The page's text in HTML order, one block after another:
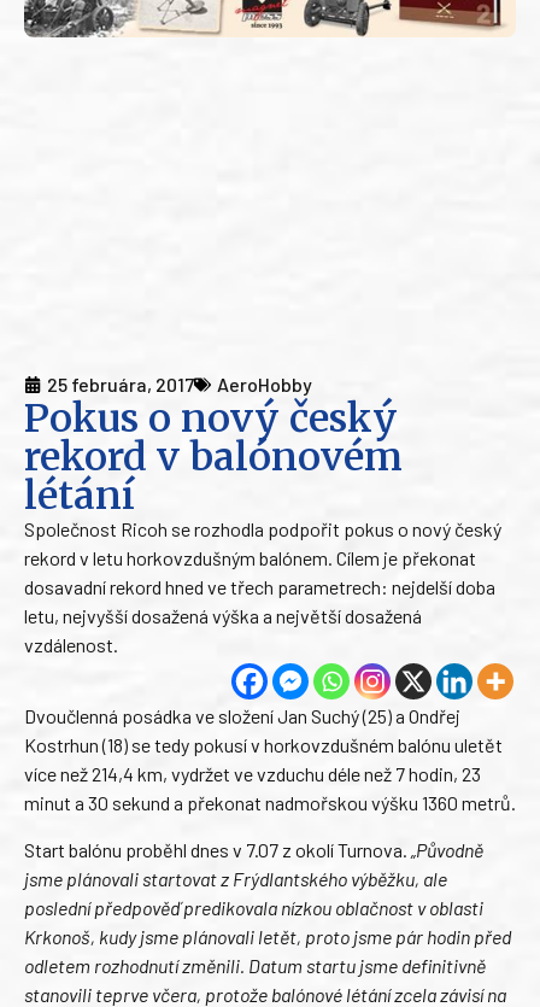
25 februára, 2017 AeroHobby
Pokus o nový český
rekord v balónovém
létání
Společnost Ricoh se rozhodla podpořit pokus o nový český
rekord v letu horkovzdušným balónem. Cílem je překonat
dosavadní rekord hned ve třech parametrech: nejdelší doba
letu, nejvyšší dosažená výška a největší dosažená
vzdálenost.
Dvoučlenná posádka ve složení Jan Suchý (25) a Ondřej
Kostrhun (18) se tedy pokusí v horkovzdušném balónu uletět
více než 214,4 km, vydržet ve vzduchu déle než 7 hodin, 23
minut a 30 sekund a překonat nadmořskou výšku 1360 metrů.
Start balónu proběhl dnes v 7.07 z okolí Turnova.
„Původně
jsme plánovali startovat z Frýdlantského výběžku, ale
poslední předpověď predikovala nízkou oblačnost v oblasti
Krkonoš, kudy jsme plánovali letět, proto jsme pár hodin před
odletem rozhodnutí změnili. Datum startu jsme definitivně
stanovili teprve včera, protože balónové létání zcela závisí na